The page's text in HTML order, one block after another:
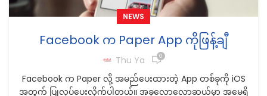
NEWS
Facebook က Paper App ကိုဖြန့်ချီ
Thu Ya 0
Facebook က Paper လို့ အမည်ပေးထားတဲ့ App တစ်ခုကို iOS
အတွက် ပြုလုပ်ပေးလိုက်ပါတယ်။ အခုလောလောဆယ်မှာ အမေရိ